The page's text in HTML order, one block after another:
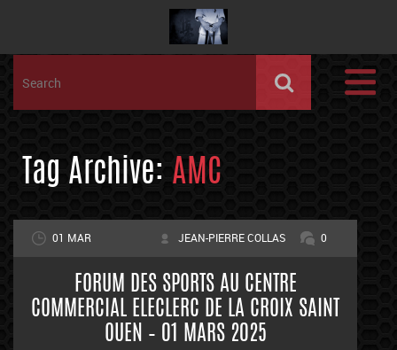
Tag Archive: AMC
01 MAR JEAN-PIERRE COLLAS 0
FORUM DES SPORTS AU CENTRE
COMMERCIAL ELECLERC DE LA CROIX SAINT
OUEN – 01 MARS 2025